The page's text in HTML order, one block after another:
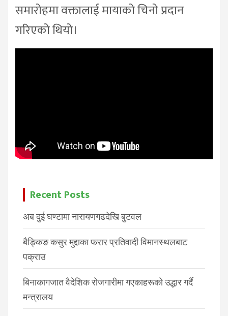
समारोहमा वक्तालाई मायाको चिनो प्रदान
गरिएको थियो।
Recent Posts
अब दुई घण्टामा नारायणगढदेखि बुटवल
बैङ्किङ कसुर मुद्दाका फरार प्रतिवादी विमानस्थलबाट
पक्राउ
बिनाकागजात वैदेशिक रोजगारीमा गएकाहरूको उद्धार गर्दै
मन्त्रालय